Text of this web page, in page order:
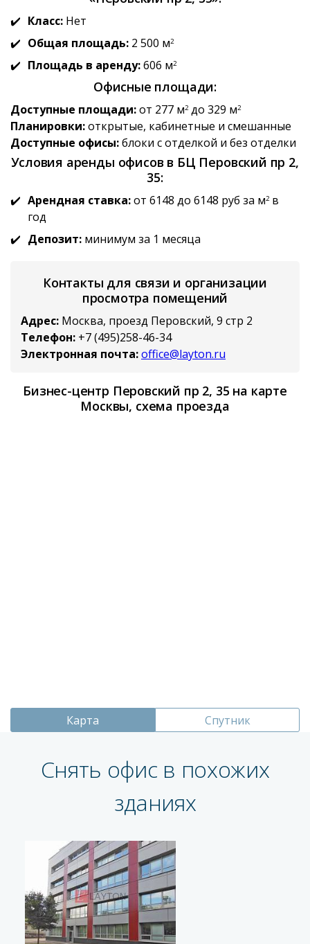
Класс: Нет
Общая площадь: 2 500 м2
Площадь в аренду:606 м2
Офисные площади:
Доступные площади:от 277 м2до 329 м2
Планировки:открытые, кабинетные и смешанные
Доступные офисы:блоки с отделкой и без отделки
Условия аренды офисов в БЦ Перовский пр 2,
35:
Арендная ставка:от 6148 до 6148 руб за м2в
год
Депозит: минимум за 1 месяца
Контакты для связи и организации
просмотра помещений
Адрес: Москва, проезд Перовский, 9 стр 2
Телефон: +7 (495)258-46-34
Электронная почта:office@layton.ru
Бизнес-центр Перовский пр 2, 35 на карте
Москвы, схема проезда
Карта Спутник
Снять офис в похожих
зданиях